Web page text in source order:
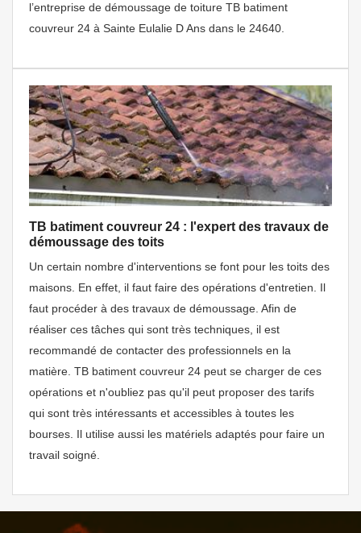
l’entreprise de démoussage de toiture TB batiment
couvreur 24 à Sainte Eulalie D Ans dans le 24640.
TB batiment couvreur 24 : l'expert des travaux de
démoussage des toits
Un certain nombre d'interventions se font pour les toits des
maisons. En effet, il faut faire des opérations d'entretien. Il
faut procéder à des travaux de démoussage. Afin de
réaliser ces tâches qui sont très techniques, il est
recommandé de contacter des professionnels en la
matière. TB batiment couvreur 24 peut se charger de ces
opérations et n'oubliez pas qu'il peut proposer des tarifs
qui sont très intéressants et accessibles à toutes les
bourses. Il utilise aussi les matériels adaptés pour faire un
travail soigné.